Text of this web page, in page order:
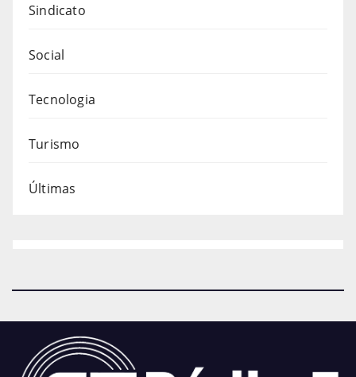
Sindicato
Social
Tecnologia
Turismo
Últimas